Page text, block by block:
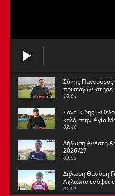
Σάκης
10:04
Σαντικίδης:
καλό στην Αγία
1η θέση»
02:46
Δήλωση Ανέστη
2026/27
03:53
Δήλωση Θανάση
Αχλιώπα ενόψει
01:01